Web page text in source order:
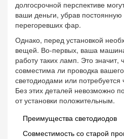
долгосрочной перспективе
ваши деньги, убрав
перегоревших фар.
Однако, перед установкой
вещей. Во-первых, ваша
работу таких ламп. Это значит,
совместима ли проводка
светодиодами или потребуется
Без этих деталей невозможно
от установки положительным.
Преимущества светодиодов
Совместимость со старой